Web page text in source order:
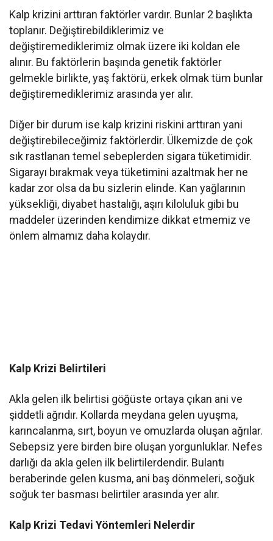
Kalp krizini arttıran faktörler vardır. Bunlar 2 başlıkta
toplanır. Değiştirebildiklerimiz ve
değiştiremediklerimiz olmak üzere iki koldan ele
alınır. Bu faktörlerin başında genetik faktörler
gelmekle birlikte, yaş faktörü, erkek olmak tüm bunlar
değiştiremediklerimiz arasında yer alır.
Diğer bir durum ise kalp krizini riskini arttıran yani
değiştirebileceğimiz faktörlerdir. Ülkemizde de çok
sık rastlanan temel sebeplerden sigara tüketimidir.
Sigarayı bırakmak veya tüketimini azaltmak her ne
kadar zor olsa da bu sizlerin elinde. Kan yağlarının
yüksekliği, diyabet hastalığı, aşırı kiloluluk gibi bu
maddeler üzerinden kendimize dikkat etmemiz ve
önlem almamız daha kolaydır.
Kalp Krizi Belirtileri
Akla gelen ilk belirtisi göğüste ortaya çıkan ani ve
şiddetli ağrıdır. Kollarda meydana gelen uyuşma,
karıncalanma, sırt, boyun ve omuzlarda oluşan ağrılar.
Sebepsiz yere birden bire oluşan yorgunluklar. Nefes
darlığı da akla gelen ilk belirtilerdendir. Bulantı
beraberinde gelen kusma, ani baş dönmeleri, soğuk
soğuk ter basması belirtiler arasında yer alır.
Kalp Krizi Tedavi Yöntemleri Nelerdir